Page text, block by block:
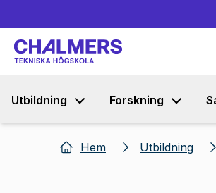
Utbildning Forskning
Hem Utbildning